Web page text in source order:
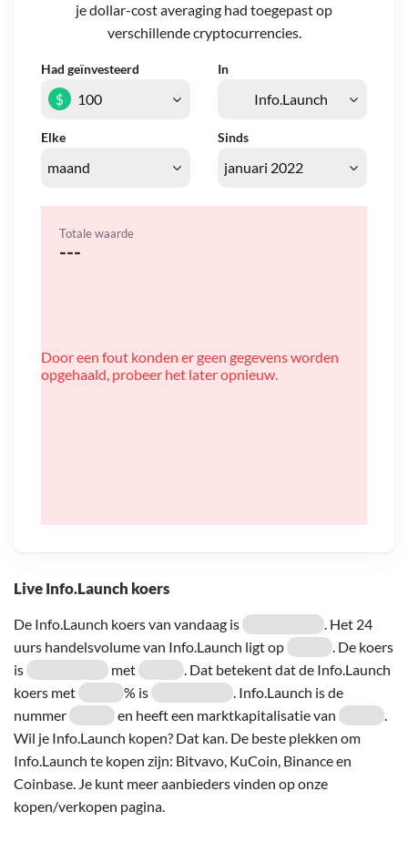
Live Info.Launch koers
De Info.Launch koers van vandaag is
. Het 24
uurs handelsvolume van Info.Launch ligt op
. De koers
is
met
. Dat betekent dat de Info.Launch
koers met
% is
. Info.Launch is de
nummer
en heeft een marktkapitalisatie van
.
Wil je Info.Launch kopen? Dat kan. De beste plekken om
Info.Launch te kopen zijn: Bitvavo, KuCoin, Binance en
Coinbase. Je kunt meer aanbieders vinden op onze
kopen/verkopen pagina.
je dollar-cost averaging had toegepast op
verschillende cryptocurrencies.
Had geïnvesteerd In
Elke Sinds
$
Totale waarde
---
Door een fout konden er geen gegevens worden
opgehaald, probeer het later opnieuw.